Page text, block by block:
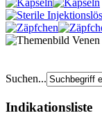
Suchen...
Indikationsliste